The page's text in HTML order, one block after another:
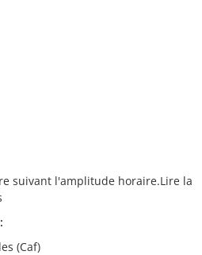
suivant l'amplitude horaire.Lire la
(Caf)